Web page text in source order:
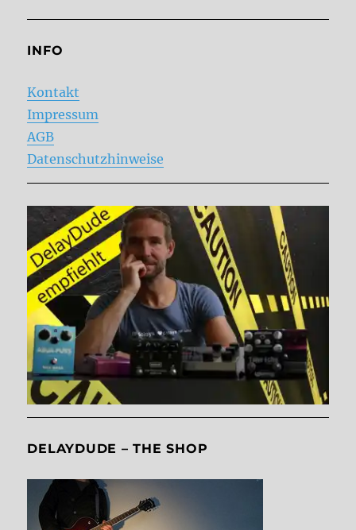
INFO
Kontakt
Impressum
AGB
Datenschutzhinweise
DELAYDUDE – THE SHOP